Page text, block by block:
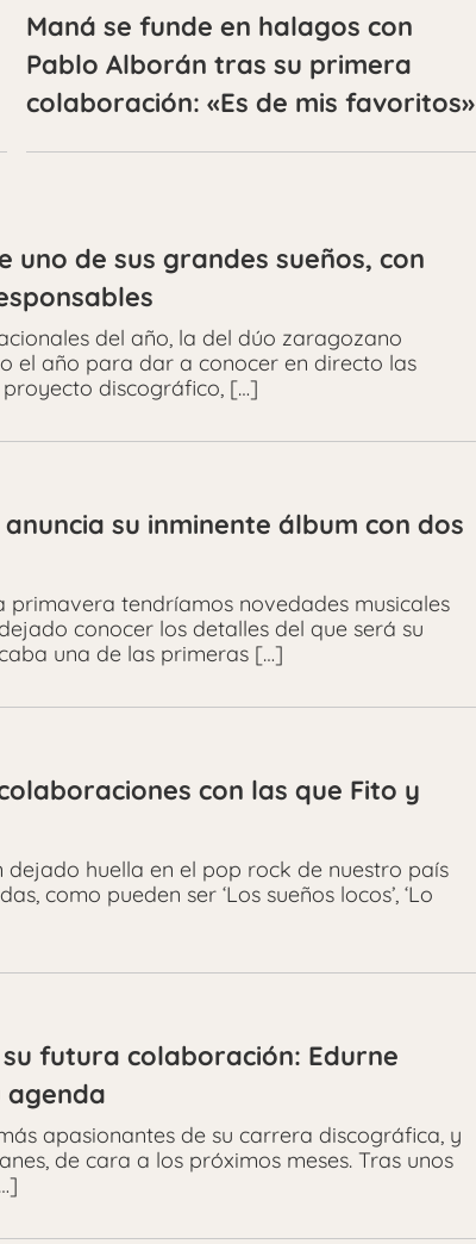
Maná se funde en halagos con
Pablo Alborán tras su primera
colaboración: «Es de mis favoritos»
uno de sus grandes sueños, con
del año, la del dúo zaragozano
el año para dar a conocer en directo las
discográfico, […]
su inminente álbum con dos
tendríamos novedades musicales
conocer los detalles del que será su
una de las primeras […]
con las que Fito y
huella en el pop rock de nuestro país
como pueden ser ‘Los sueños locos’, ‘Lo
su futura colaboración: Edurne
agenda
apasionantes de su carrera discográfica, y
de cara a los próximos meses. Tras unos